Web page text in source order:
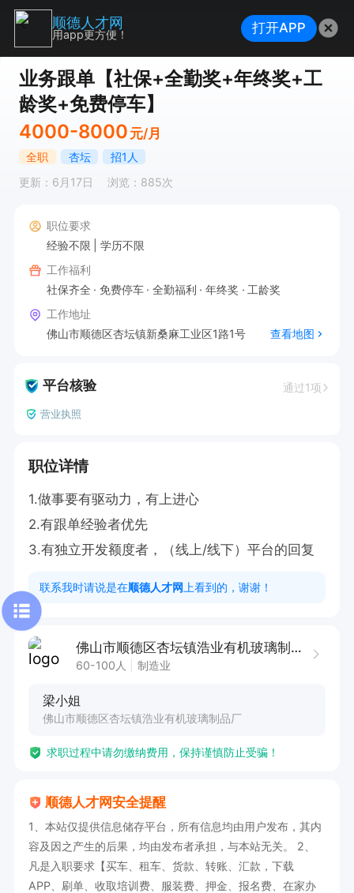
业务跟单【社保+全勤奖+年终奖+工
龄奖+免费停车】
4000-8000 元/月
全职 杏坛
招1人
更新：6月17日
浏览：885次
职位要求
经验不限
学历不限
工作福利
社保齐全
免费停车 全勤福利 年终奖
工龄奖
工作地址
佛山市顺德区杏坛镇新桑麻工业区1路1号
查看地图
平台核验 通过1项
营业执照
职位详情
1.做事要有驱动力，有上进心
2.有跟单经验者优先
3.有独立开发额度者，（线上/线下）平台的回复
联系我时请说是在顺德人才网 上看到的，谢谢！
佛山市顺德区杏坛镇浩业有机玻璃制品厂
60-100人 制造业
梁小姐
佛山市顺德区杏坛镇浩业有机玻璃制品厂
求职过程中请勿缴纳费用，保持谨慎防止受骗！
顺德人才网安全提醒
1、本站仅提供信息储存平台，所有信息均由用户发布，其内
容及因之产生的后果，均由发布者承担，与本站无关。 2、
凡是入职要求【买车、租车、货款、转账、汇款，下载
APP、刷单、收取培训费、服装费、押金、报名费、在家办
顺德人才网
用app更方便！ 打开APP